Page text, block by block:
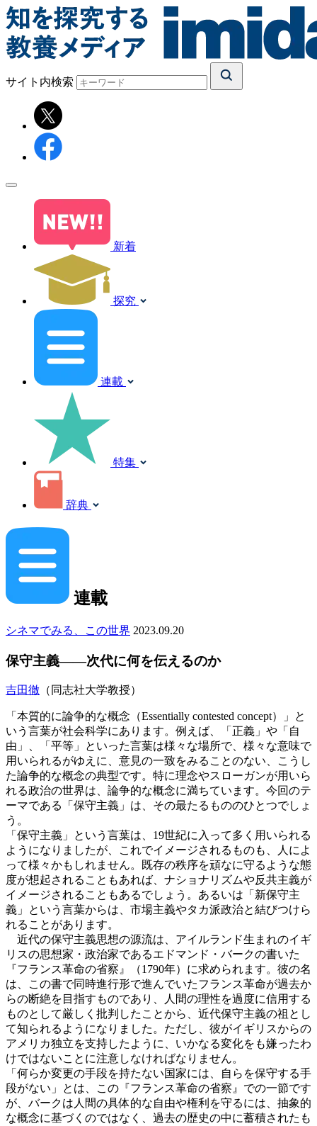
サイト内検索
新着
探究
連載
特集
辞典
連載
シネマでみる、この世界 2023.09.20
保守主義――次代に何を伝えるのか
吉田徹 （同志社大学教授）
「本質的に論争的な概念（Essentially contested concept）」と
いう言葉が社会科学にあります。例えば、「正義」や「自
由」、「平等」といった言葉は様々な場所で、様々な意味で
用いられるがゆえに、意見の一致をみることのない、こうし
た論争的な概念の典型です。特に理念やスローガンが用いら
れる政治の世界は、論争的な概念に満ちています。今回のテ
ーマである「保守主義」は、その最たるもののひとつでしょ
う。
「保守主義」という言葉は、19世紀に入って多く用いられる
ようになりましたが、これでイメージされるものも、人によ
って様々かもしれません。既存の秩序を頑なに守るような態
度が想起されることもあれば、ナショナリズムや反共主義が
イメージされることもあるでしょう。あるいは「新保守主
義」という言葉からは、市場主義やタカ派政治と結びつけら
れることがあります。
近代の保守主義思想の源流は、アイルランド生まれのイギ
リスの思想家・政治家であるエドマンド・バークの書いた
『フランス革命の省察』（1790年）に求められます。彼の名
は、この書で同時進行形で進んでいたフランス革命が過去か
らの断絶を目指すものであり、人間の理性を過度に信用する
ものとして厳しく批判したことから、近代保守主義の祖とし
て知られるようになりました。ただし、彼がイギリスからの
アメリカ独立を支持したように、いかなる変化をも嫌ったわ
けではないことに注意しなければなりません。
「何らか変更の手段を持たない国家には、自らを保守する手
段がない」とは、この『フランス革命の省察』での一節です
が、バークは人間の具体的な自由や権利を守るには、抽象的
な概念に基づくのではなく、過去の歴史の中に蓄積されたも